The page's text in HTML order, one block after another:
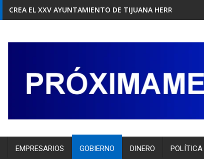
CREA EL XXV AYUNTAMIENTO DE TIJUANA
EMPRESARIOS GOBIERNO DINERO POLÍTICA